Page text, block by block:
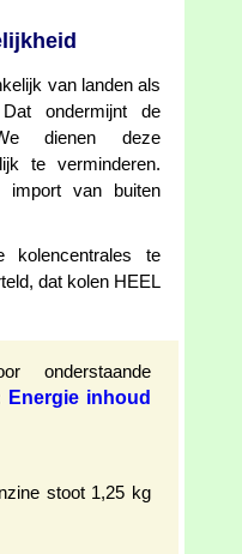
van landen als
ondermijnt de
dienen deze
te verminderen.
van buiten
kolencentrales te
dat kolen HEEL
onderstaande
Energie inhoud
stoot 1,25 kg